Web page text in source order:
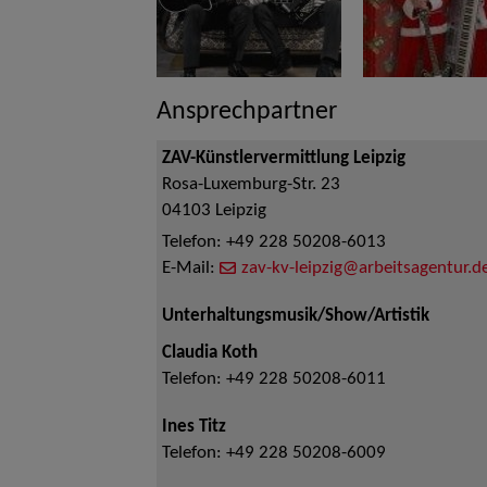
Ansprechpartner
ZAV-Künstlervermittlung Leipzig
Rosa-Luxemburg-Str. 23
04103 Leipzig
Telefon: +49 228 50208-6013
E-Mail:
zav-kv-
Unterhaltungsmusik/Show/Artistik
Claudia Koth
Telefon: +49 228 50208-6011
Ines Titz
Telefon: +49 228 50208-6009